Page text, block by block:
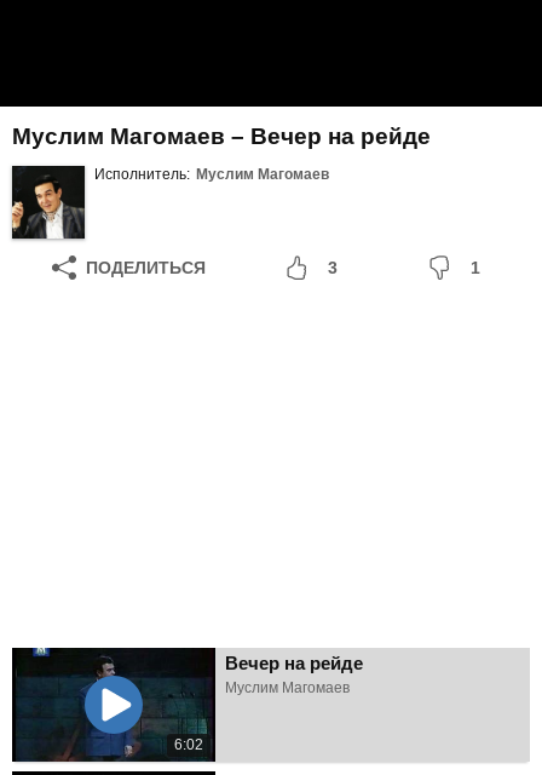
Муслим Магомаев – Вечер на рейде
Исполнитель: Муслим Магомаев
ПОДЕЛИТЬСЯ 3 1
6:02
Вечер на рейде
Муслим Магомаев